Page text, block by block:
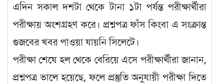
এদিন সকাল দশটা থেকে টানা ১টা পর্যন্ত পরীক্ষার্থীরা
পরীক্ষায় অংশগ্রহণ করে। প্রশ্নপত্র ফাঁস কিংবা এ সংক্রান্ত
গুজবের খবর পাওয়া যায়নি সিলেটে।
পরীক্ষা শেষে হল থেকে বেরিয়ে এসে পরীক্ষার্থীরা জানান,
প্রশ্নপত্র ভালে হয়েছে, ফলে প্রস্তুতি অনুযায়ী পরীক্ষা দিতে